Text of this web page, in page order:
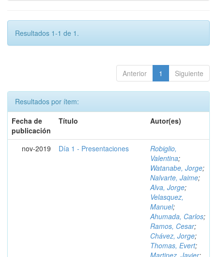
Resultados 1-1 de 1.
Anterior 1 Siguiente
Resultados por ítem:
Fecha de
publicación
Título Autor(es)
nov-2019 Día 1 - Presentaciones
Robiglio,
Valentina;
Watanabe, Jorge;
Nalvarte, Jaime;
Alva, Jorge;
Velasquez,
Manuel;
Ahumada, Carlos;
Ramos, Cesar;
Chávez, Jorge;
Thomas, Evert;
Martinez, Javier;